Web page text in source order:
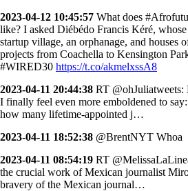
2023-04-12 10:45:57 What does
like? I asked Diébédo Francis Kéré,
startup village, an orphanage, and houses
projects from Coachella to Kensington
#WIRED30 https://t.co/akmelxssA8
2023-04-11 20:44:38 RT @ohJuliatweets:
I finally feel even more emboldened to
how many lifetime-appointed j…
2023-04-11 18:52:38 @BrentNYT Whoa
2023-04-11 08:54:19 RT
the crucial work of Mexican journalist
bravery of the Mexican journal…